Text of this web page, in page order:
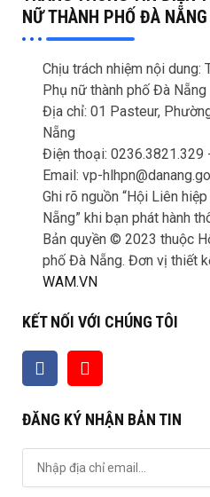
NỮ THÀNH PHỐ ĐÀ NẴNG
Chịu trách nhiệm nội
Phụ nữ thành phố Đà Nẵng
Địa chỉ: 01 Pasteur,
Nẵng
Điện thoại: 0236.3821.329
Email: vp-
Ghi rõ nguồn “Hội Liên
Nẵng” khi bạn phát hành
Bản quyền © 2023 thuộc
phố Đà Nẵng. Đơn vị thiết
WAM.VN
KẾT NỐI VỚI CHÚNG TÔI
ĐĂNG KÝ NHẬN BẢN TIN